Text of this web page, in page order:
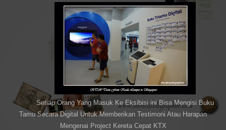
Setiap Orang Yang Masuk Ke Eksibisi ini Bisa Mengisi Buku
Tamu Secara Digital Untuk Memberikan Testimoni Atau Harapan
Mengenai Project Kereta Cepat KTX